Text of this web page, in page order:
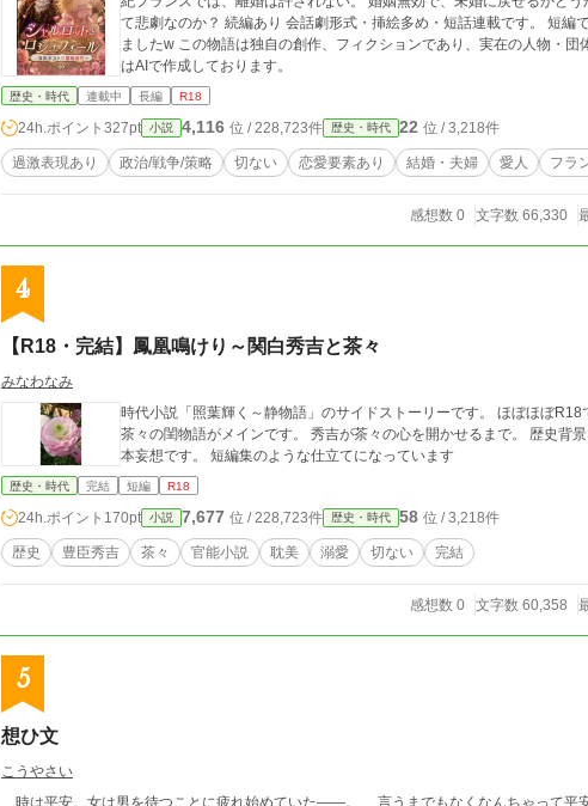
て悲劇なのか？ 続編あり 会話劇形式・挿絵多め・短話連載です。 短編で始めましたが、気づいたら長編になって
ましたw この物語は独自の創作、フィクションであり、実在の人物・団体とは一切関係ありません。 ※表紙と挿絵
はAIで作成しております。
歴史・時代 連載中 長編 R18
24h.ポイント 327pt 小説 4,116 位 / 228,723件 歴史・時代 22 位 / 3,218件
過激表現あり 政治/戦争/策略 切ない 恋愛要素あり 結婚・夫婦 愛人 フラ
感想数 0 文字数 66,330
4
【R18・完結】鳳凰鳴けり～関白秀吉と茶々
みなわなみ
時代小説「照葉輝く～静物語」のサイドストーリーです。 ほぼほぼ
茶々の閨物語がメインです。 秀吉が茶々の心を開かせるまで。 歴史背
本妄想です。 短編集のような仕立てになっています
歴史・時代 完結 短編 R18
24h.ポイント 170pt 小説 7,677 位 / 228,723件 歴史・時代 58 位 / 3,218件
歴史 豊臣秀吉 茶々 官能小説 耽美 溺愛 切ない 完結
感想数 0 文字数 60,358
5
想ひ文
こうやさい
時は平安。女は男を待つことに疲れ始めていた――。 言うまでもなくなんちゃって平安です。 カテゴリは例の如くよく分から